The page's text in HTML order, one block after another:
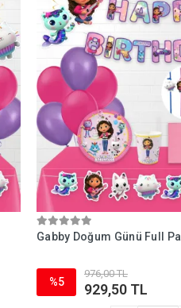
Gabby Doğum Günü Full
%5
976,00 TL
929,50 TL